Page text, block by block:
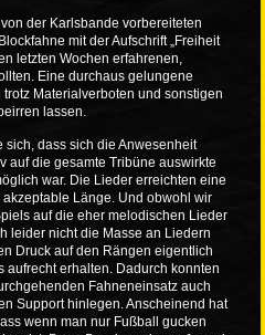
der Karlsbande vorbereiteten
mit der Aufschrift „Freiheit
letzten Wochen erfahrenen,
Eine durchaus gelungene
Materialverboten und sonstigen
lassen.
sich, dass sich die Anwesenheit
auf die gesamte Tribüne auswirkte
war. Die Lieder erreichten eine
Länge. Und obwohl wir
auf die eher melodischen Lieder
leider nicht die Masse an Liedern
Druck auf den Rängen eigentlich
erhalten. Dadurch konnten
Fahneneinsatz auch
Support hinlegen. Anscheinend hat
wenn man nur Fußball gucken